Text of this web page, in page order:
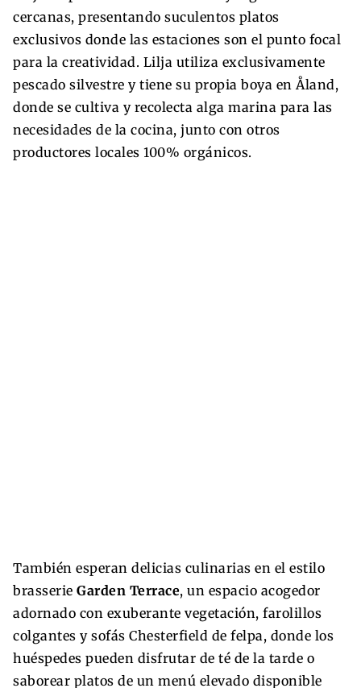
cercanas, presentando suculentos platos
exclusivos donde las estaciones son el punto focal
para la creatividad. Lilja utiliza exclusivamente
pescado silvestre y tiene su propia boya en Åland,
donde se cultiva y recolecta alga marina para las
necesidades de la cocina, junto con otros
productores locales 100% orgánicos.
También esperan delicias culinarias en el estilo
brasserie Garden Terrace, un espacio acogedor
adornado con exuberante vegetación, farolillos
colgantes y sofás Chesterfield de felpa, donde los
huéspedes pueden disfrutar de té de la tarde o
saborear platos de un menú elevado disponible